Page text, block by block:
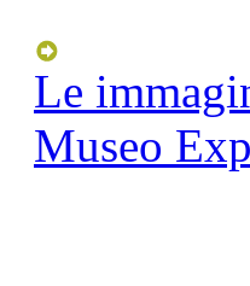
Le
Museo